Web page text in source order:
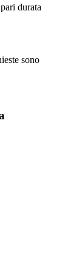
durata
sono